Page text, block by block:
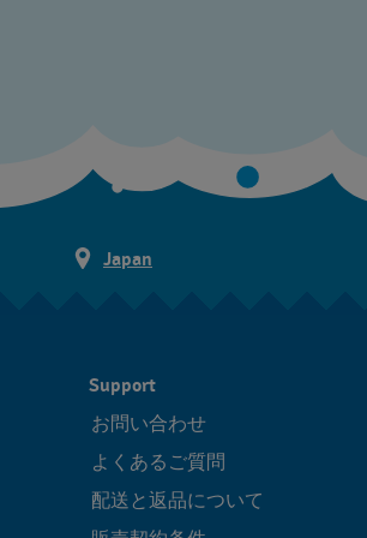
Japan
Support
お問い合わせ
よくあるご質問
配送と返品について